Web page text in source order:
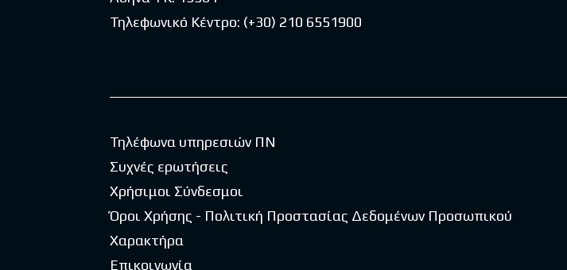
Τηλεφωνικό Κέντρο: (+30) 210 6551900
Τηλέφωνα υπηρεσιών ΠΝ
Συχνές ερωτήσεις
Χρήσιμοι Σύνδεσμοι
Όροι Χρήσης - Πολιτική Προστασίας Δεδομένων Προσωπικού
Χαρακτήρα
Επικοινωνία